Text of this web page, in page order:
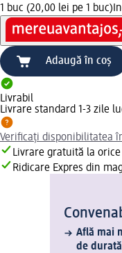
1 buc (20,00 lei pe 1 buc)
Adaugă în coș
Livrabil
Livrare standard 1-3 zile
Verificați disponibilitatea
Livrare gratuită la
Ridicare Expres din
Află mai
de